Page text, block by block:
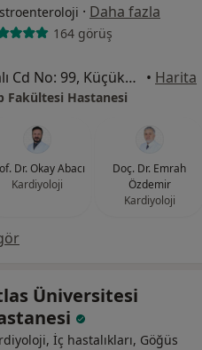
· Daha fazla
164 görüş
Gültepe Mah. Halkalı Cd No: 99, Küçükçekmece • Harita
Fakültesi Hastanesi
Dr. Okay Abacı
Kardiyoloji
Doç. Dr. Emrah
Özdemir
Kardiyoloji
Üniversitesi
İç hastalıkları, Göğüs